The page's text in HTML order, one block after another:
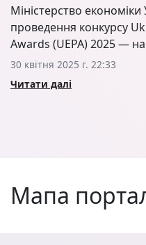
Міністерство
проведення конкурсу
Awards (UEPA) 2025 —
30 квітня 2025 г. 22:33
Читати далі
Мапа